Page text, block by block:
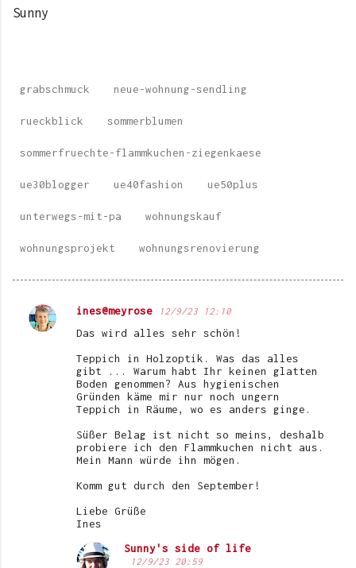
Sunny
grabschmuck neue-wohnung-sendling
rueckblick sommerblumen
sommerfruechte-flammkuchen-ziegenkaese
ue30blogger ue40fashion ue50plus
unterwegs-mit-pa wohnungskauf
wohnungsprojekt wohnungsrenovierung
K
ines@meyrose 12/9/23 12:10
Das wird alles sehr schön!
Teppich in Holzoptik. Was das alles
gibt ... Warum habt Ihr keinen glatten
Boden genommen? Aus hygienischen
Gründen käme mir nur noch ungern
Teppich in Räume, wo es anders ginge.
Süßer Belag ist nicht so meins, deshalb
probiere ich den Flammkuchen nicht aus.
Mein Mann würde ihn mögen.
Komm gut durch den September!
Liebe Grüße
Ines
Sunny's side of life
12/9/23 20:59